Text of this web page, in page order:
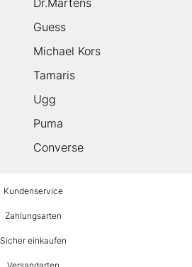
Dr.Martens
Guess
Michael Kors
Tamaris
Ugg
Puma
Converse
Kundenservice
Zahlungsarten
Sicher einkaufen